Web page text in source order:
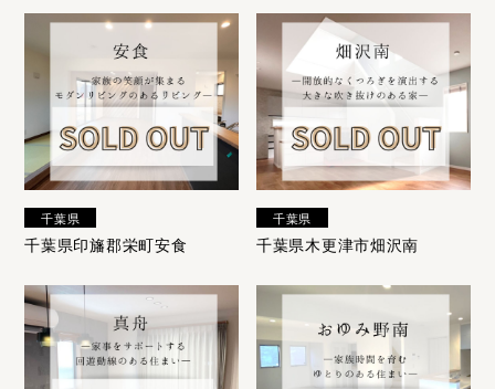
千葉県
千葉県印旛郡栄町安食
千葉県
千葉県木更津市畑沢南